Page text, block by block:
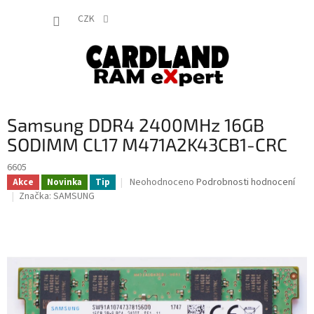
CZK
Samsung DDR4 2400MHz 16GB
SODIMM CL17 M471A2K43CB1-CRC
6605
Akce Novinka Tip
Průměrné
hvězdiček.
Neohodnoceno Podrobnosti hodnocení
Značka: SAMSUNG